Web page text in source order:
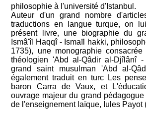
philosophie à l'université d'Istanbul.
Auteur d'un grand nombre
traductions en langue turque, on
présent livre, une biographie du
Ismâ'îl Haqqî - Ismaïl hakki,
1735), une monographie
théologien 'Abd al-Qâdir al-Djîlânî
grand saint musulman 'Abd al-
également traduit en turc Les
baron Carra de Vaux, et
ouvrage majeur du grand
de l'enseignement laïque, Iules Payot